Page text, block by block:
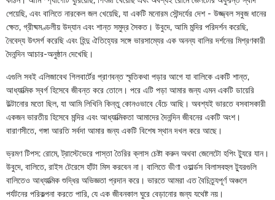
পেয়েছি, এবং বালিতে নারকেল জল খেয়েছি, যা একটি মনোরম সৌন্দর্যের দেশ - উজ্জ্বল সবুজ ধানের
ক্ষেত, গ্রীষ্মমণ্ডলীয় উদ্যান এবং শান্ত সমুদ্র সৈকত। উবুদে, আমি মন্দির পরিদর্শন করেছি,
নৈবেদ্য উৎসর্গ করেছি এবং হিন্দু ঐতিহ্যের সঙ্গে ভারসাম্যের এক অনন্য বালির দর্শনের মিশ্রণকারী
দৈনন্দিন আচার-অনুষ্ঠান দেখেছি।
এগুলি সবই এলিজাবেথ গিলবার্টের প্রাণবন্ত স্মৃতিকথা পড়ার আগে যা বালিকে একটি শান্ত,
আধ্যাত্মিক স্বর্গ হিসেবে জীবন্ত করে তোলে। পরে এটি পড়া আমার জন্য এমন একটি ডায়েরি
উল্টানোর মতো ছিল, যা আমি লিখিনি কিন্তু কোনওভাবে বেঁচে আছি। অবশ্যই ভারতে বসবাসকারী
একজন ভারতীয় হিসেবে মন্দির এবং আধ্যাত্মিকতা আমাদের দৈনন্দিন জীবনের একটি অংশ।
বারাণসীতে, গঙ্গা আরতি সর্বদা আমার জন্য একটি বিশেষ স্থান দখল করে আছে।
ভ্রমণ টিপস: রোমে, ট্রাস্টেভেরে পাস্তা তৈরির ক্লাস চেষ্টা করুন অথবা জেলেটো হপিং ট্যুরে যান।
উবুদে, বালিতে, রাইস টেরেসে হাঁটা মিস করবেন না। বালিতে ভীণা ওয়ার্ল্ডস বিলাসবহুল ট্যুরগুলি
বালিতেও আধ্যাত্মিক শুদ্ধির অভিজ্ঞতা প্রদান করে। ভারতে আমরা এত বৈচিত্র্যপূর্ণ অঞ্চলে
পর্যটনের পরিকল্পনা করতে পারি, যে এক জীবনকাল ঘুরে বেড়ানোর জন্য যথেষ্ট নয়।